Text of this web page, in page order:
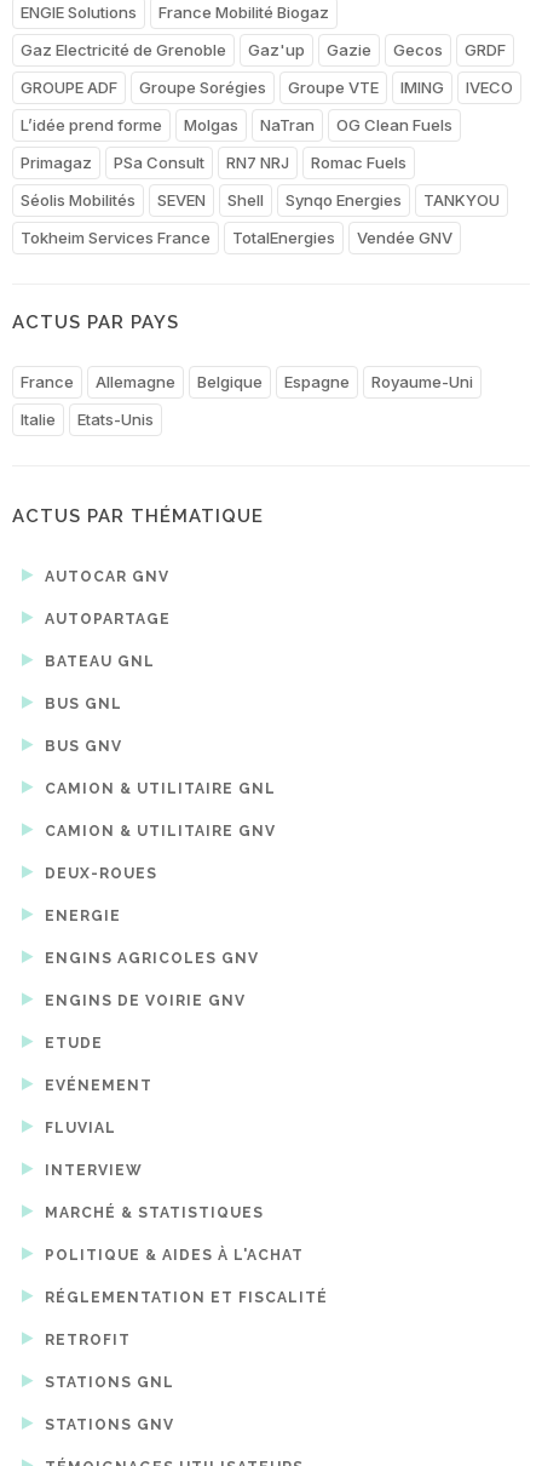
ENGIE Solutions
France Mobilité Biogaz
Gaz Electricité de Grenoble
Gaz'up Gazie Gecos
GRDF
GROUPE ADF
Groupe Sorégies Groupe VTE IMING
IVECO
L’idée prend forme
Molgas NaTran
OG Clean Fuels
Primagaz
PSa Consult RN7 NRJ
Romac Fuels
Séolis Mobilités
SEVEN Shell Synqo Energies
TANKYOU
Tokheim Services France
TotalEnergies Vendée GNV
ACTUS PAR PAYS
France Allemagne Belgique Espagne
Royaume-Uni
Italie
Etats-Unis
ACTUS PAR THÉMATIQUE
AUTOCAR GNV
AUTOPARTAGE
BATEAU GNL
BUS GNL
BUS GNV
CAMION & UTILITAIRE GNL
CAMION & UTILITAIRE GNV
DEUX-ROUES
ENERGIE
ENGINS AGRICOLES GNV
ENGINS DE VOIRIE GNV
ETUDE
EVÉNEMENT
FLUVIAL
INTERVIEW
MARCHÉ & STATISTIQUES
POLITIQUE & AIDES À L'ACHAT
RÉGLEMENTATION ET FISCALITÉ
RETROFIT
STATIONS GNL
STATIONS GNV